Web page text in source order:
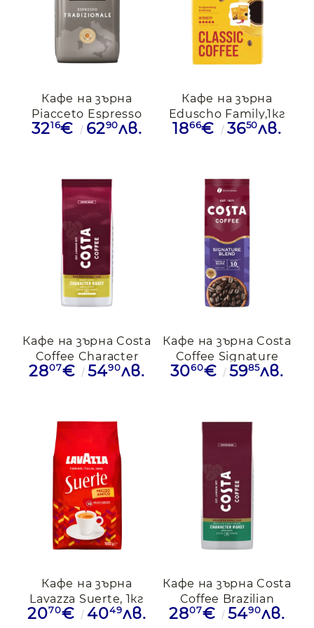
Кафе на зърна
Piacceto Espresso
Traditionale 1kg
3216€ 6290лв.
Кафе на зърна
Eduscho Family,1кг
1866€ 3650лв.
Кафе на зърна Costa
Coffee Character
Roast Medium
2807€ 5490лв.
Кафе на зърна Costa
Coffee Signature
Dark Blend, 1кг
3060€ 5985лв.
Кафе на зърна
Lavazza Suerte, 1кг
2070€ 4049лв.
Кафе на зърна Costa
Coffee Brazilian
Single Origin
2807€ 5490лв.